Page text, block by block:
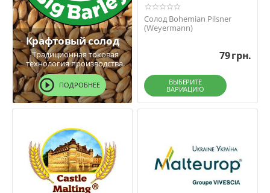
Крафтовый солод
Традиционная токовая
технология производства.
ПОДРОБНЕЕ
Солод Bohemian Pilsner
(Weyermann)
79грн.
ВЫБЕРИТЕ
ВАРИАЦИЮ